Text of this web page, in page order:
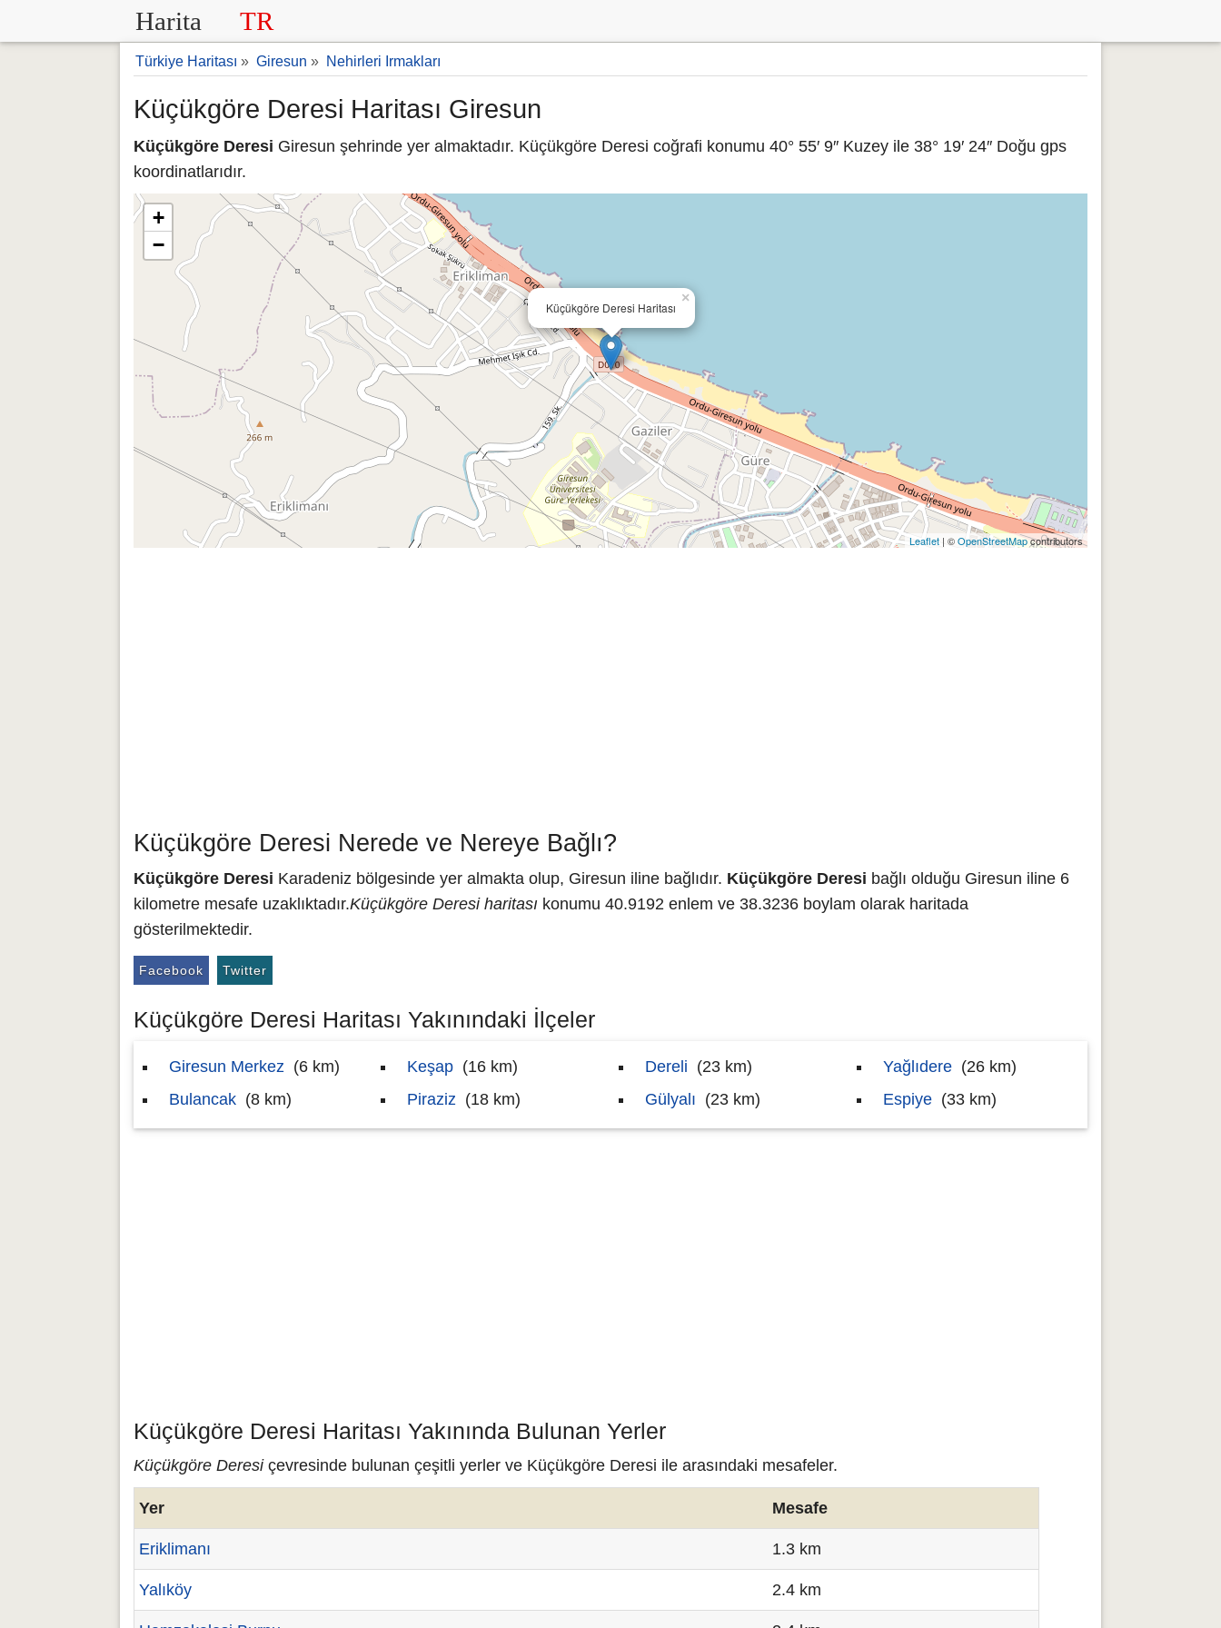
Harita TR
Türkiye Haritası » Giresun » Nehirleri Irmakları
Küçükgöre Deresi Haritası Giresun
Küçükgöre Deresi Giresun şehrinde yer almaktadır. Küçükgöre Deresi coğrafi konumu 40° 55′ 9″ Kuzey ile 38° 19′ 24″ Doğu gps
koordinatlarıdır.
Küçükgöre Deresi Haritası
×
+
−
Leaflet | ©OpenStreetMapcontributors
Küçükgöre Deresi Nerede ve Nereye Bağlı?
Küçükgöre Deresi Karadeniz bölgesinde yer almakta olup, Giresun iline bağlıdır. Küçükgöre Deresi bağlı olduğu Giresun iline 6
kilometre mesafe uzaklıktadır.Küçükgöre Deresi haritası konumu 40.9192 enlem ve 38.3236 boylam olarak haritada
gösterilmektedir.
Facebook Twitter
Küçükgöre Deresi Haritası Yakınındaki İlçeler
Giresun Merkez (6 km)
Bulancak (8 km)
Keşap (16 km)
Piraziz (18 km)
Dereli (23 km)
Gülyalı (23 km)
Yağlıdere (26 km)
Espiye (33 km)
Küçükgöre Deresi Haritası Yakınında Bulunan Yerler
Küçükgöre Deresiçevresinde bulunan çeşitli yerler ve Küçükgöre Deresi ile arasındaki mesafeler.
Yer Mesafe
Eriklimanı 1.3 km
Yalıköy 2.4 km